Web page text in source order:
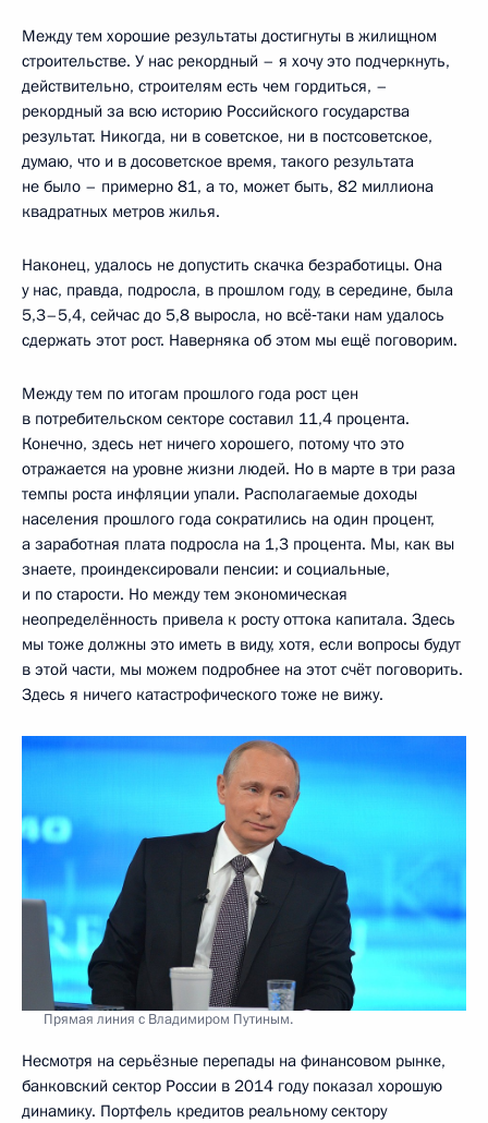
Между тем хорошие результаты достигнуты в жилищном
строительстве. У нас рекордный – я хочу это подчеркнуть,
действительно, строителям есть чем гордиться, –
рекордный за всю историю Российского государства
результат. Никогда, ни в советское, ни в постсоветское,
думаю, что и в досоветское время, такого результата
не было – примерно 81, а то, может быть, 82 миллиона
квадратных метров жилья.
Наконец, удалось не допустить скачка безработицы. Она
у нас, правда, подросла, в прошлом году, в середине, была
5,3–5,4, сейчас до 5,8 выросла, но всё‑таки нам удалось
сдержать этот рост. Наверняка об этом мы ещё поговорим.
Между тем по итогам прошлого года рост цен
в потребительском секторе составил 11,4 процента.
Конечно, здесь нет ничего хорошего, потому что это
отражается на уровне жизни людей. Но в марте в три раза
темпы роста инфляции упали. Располагаемые доходы
населения прошлого года сократились на один процент,
а заработная плата подросла на 1,3 процента. Мы, как вы
знаете, проиндексировали пенсии: и социальные,
и по старости. Но между тем экономическая
неопределённость привела к росту оттока капитала. Здесь
мы тоже должны это иметь в виду, хотя, если вопросы будут
в этой части, мы можем подробнее на этот счёт поговорить.
Здесь я ничего катастрофического тоже не вижу.
Прямая линия с Владимиром Путиным.
Несмотря на серьёзные перепады на финансовом рынке,
банковский сектор России в 2014 году показал хорошую
динамику. Портфель кредитов реальному сектору